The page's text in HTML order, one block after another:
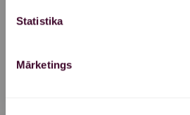
Statistika
Mārketings